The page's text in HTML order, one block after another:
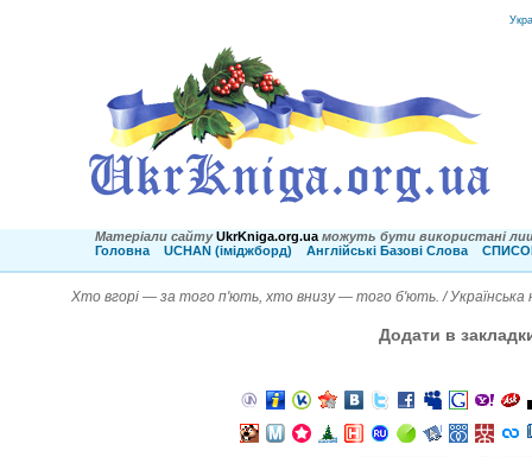
Матеріали сайту UkrKniga.org.ua можуть бути використані
Головна
UCHAN (іміджборд) Англійські Базові Слова
Хто вгорі — за того п'ють, хто внизу — того б'ють. / Українська
Додати в